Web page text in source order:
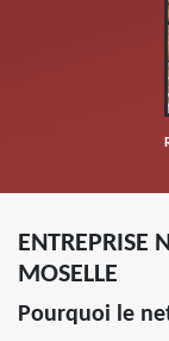
ENTREPRISE
MOSELLE
Pourquoi le